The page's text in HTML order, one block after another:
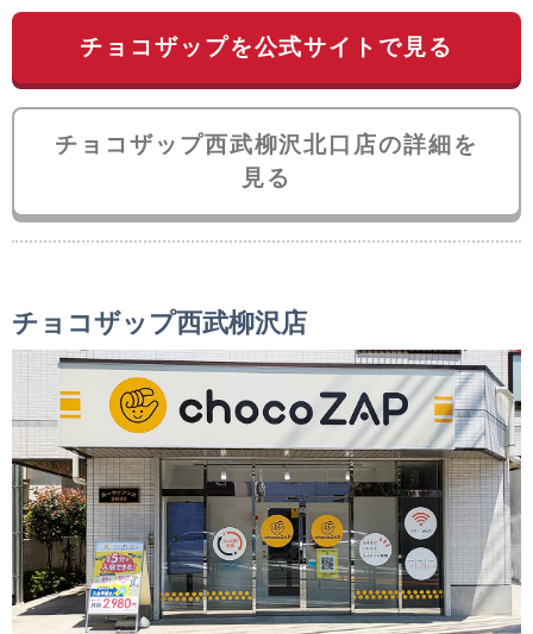
チョコザップを公式サイトで見る
チョコザップ西武柳沢北口店の詳細を
見る
チョコザップ西武柳沢店